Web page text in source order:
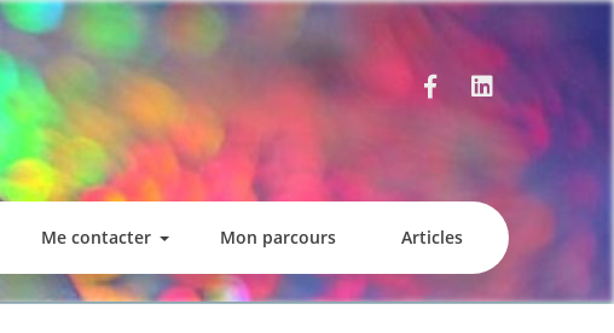
Me contacter Mon parcours Articles